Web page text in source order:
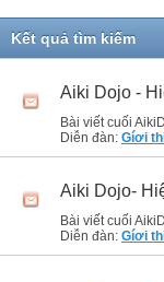
Kết quả tìm kiếm
Aiki Dojo -
Bài viết cuối
Diễn đàn: Gíơi
Aiki Dojo-
Bài viết cuối
Diễn đàn: Gíơi